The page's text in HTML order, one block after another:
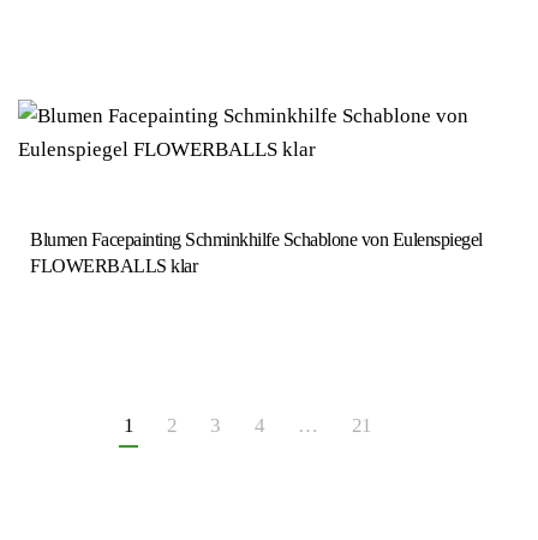
Blumen Facepainting Schminkhilfe Schablone von Eulenspiegel
FLOWERBALLS klar
1 2 3 4 … 21